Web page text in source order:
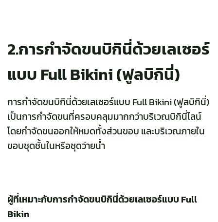
2.การกำจัดขนบิกินี่ด้วยเลเซอร์
แบบ Full Bikini (ฟูลบิกินี่)
การกำจัดขนบิกินี่ด้วยเลเซอร์แบบ Full Bikini (ฟูลบิกินี่)
เป็นการกำจัดขนที่ครอบคลุมมากกว่าบริเวณบิกินี่ไลน์
โดยกำจัดขนออกให้หมดทั้งส่วนขอบ และบริเวณภายใน
ขอบชุดชั้นในหรือชุดว่ายน้ำ
ผู้ที่เหมาะกับการกำจัดขนบิกินี่ด้วยเลเซอร์แบบ Full
Bikin